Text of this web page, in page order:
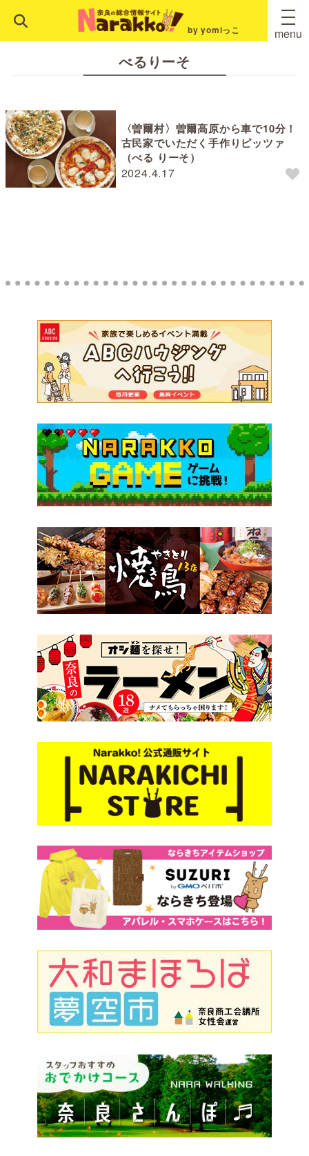
by yomiっこ menu
べるりーそ
2024.4.17
〈曽爾村〉曽爾高原から車で10分！
古民家でいただく手作りピッツァ
（べる りーそ）